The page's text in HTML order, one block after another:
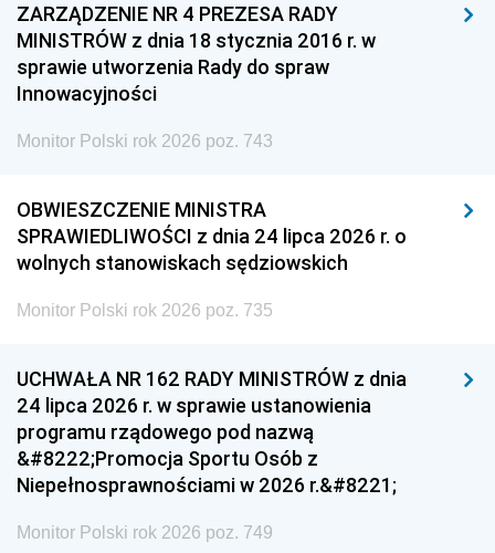
ZARZĄDZENIE NR 4 PREZESA RADY
MINISTRÓW z dnia 18 stycznia 2016 r. w
sprawie utworzenia Rady do spraw
Innowacyjności
Monitor Polski rok 2026 poz. 743
OBWIESZCZENIE MINISTRA
SPRAWIEDLIWOŚCI z dnia 24 lipca 2026 r. o
wolnych stanowiskach sędziowskich
Monitor Polski rok 2026 poz. 735
UCHWAŁA NR 162 RADY MINISTRÓW z dnia
24 lipca 2026 r. w sprawie ustanowienia
programu rządowego pod nazwą
&#8222;Promocja Sportu Osób z
Niepełnosprawnościami w 2026 r.&#8221;
Monitor Polski rok 2026 poz. 749